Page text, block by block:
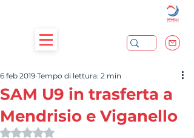
SAM U9 in trasferta a
Mendrisio e Viganello
6 feb 2019 Tempo di lettura: 2 min
Valutazione NaN stelle su 5.